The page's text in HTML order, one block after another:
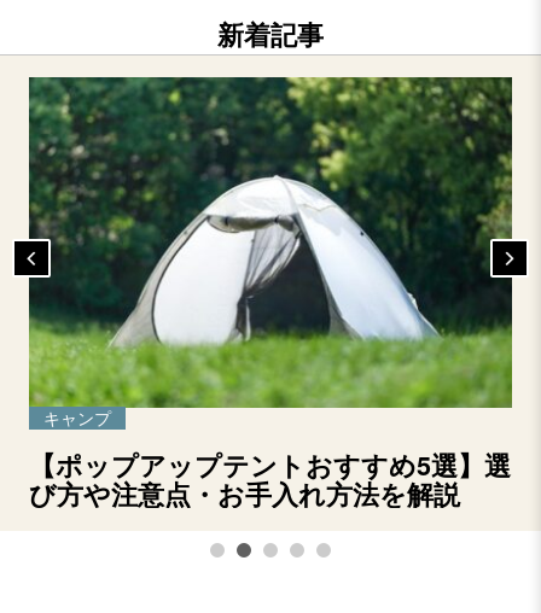
新着記事
キャンプ
【ポップアップテントおすすめ5選】選
び方や注意点・お手入れ方法を解説